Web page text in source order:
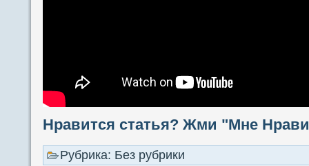
Нравится статья? Жми "Мне
Рубрика: Без рубрики